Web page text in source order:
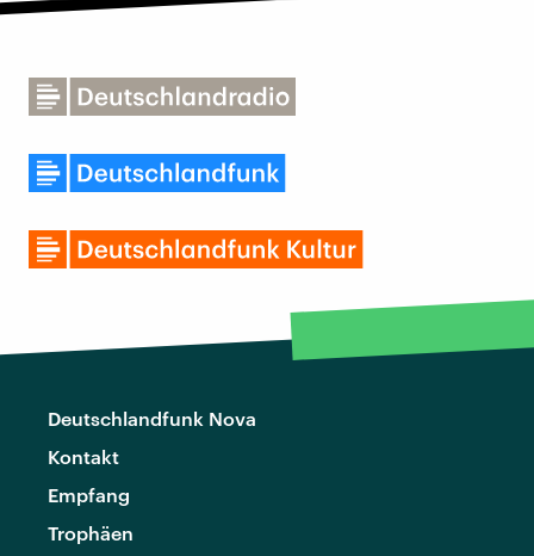
Deutschlandfunk Nova
Kontakt
Empfang
Trophäen